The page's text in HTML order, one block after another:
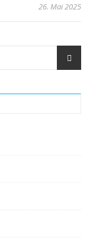
26. Mai 2025